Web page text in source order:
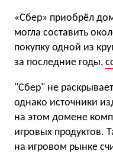
«Сбер» приобрёл
могла составить
покупку одной из
за последние годы,
"Сбер" не
однако источники
на этом домене
игровых продуктов.
на игровом рынке